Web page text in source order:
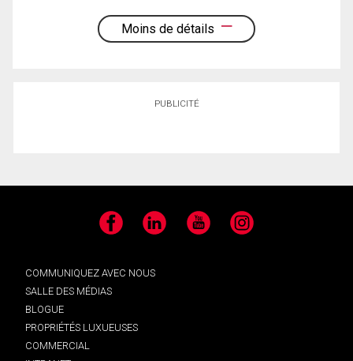
Moins de détails
PUBLICITÉ
Facebook LinkedIn YouTube Instagram
COMMUNIQUEZ AVEC NOUS
SALLE DES MÉDIAS
BLOGUE
PROPRIÉTÉS LUXUEUSES
COMMERCIAL